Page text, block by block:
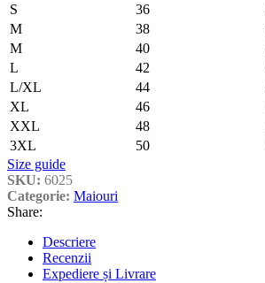
S
36
M
38
M
40
L
42
L/XL
44
XL
46
XXL
48
3XL
50
Size guide
SKU: 6025
Categorie: Maiouri
Share:
Descriere
Recenzii
Expediere și Livrare